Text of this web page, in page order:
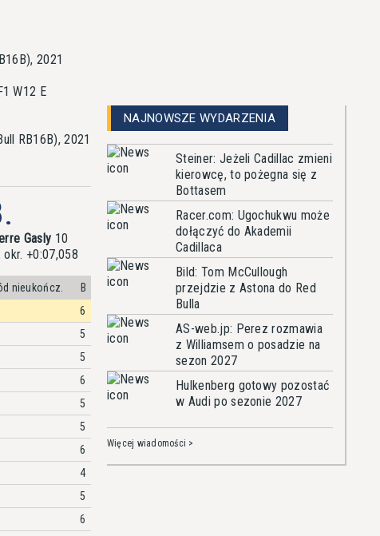
2021
W12 E
RB16B), 2021
Gasly 10
okr. +0:07,058
nieukończ.
B
6
5
5
6
5
5
6
4
5
6
NAJNOWSZE WYDARZENIA
Steiner: Jeżeli Cadillac zmieni
kierowcę, to pożegna się z
Bottasem
Racer.com: Ugochukwu może
dołączyć do Akademii
Cadillaca
Bild: Tom McCullough
przejdzie z Astona do Red
Bulla
AS-web.jp: Perez rozmawia
z Williamsem o posadzie na
sezon 2027
Hulkenberg gotowy pozostać
w Audi po sezonie 2027
Więcej wiadomości >